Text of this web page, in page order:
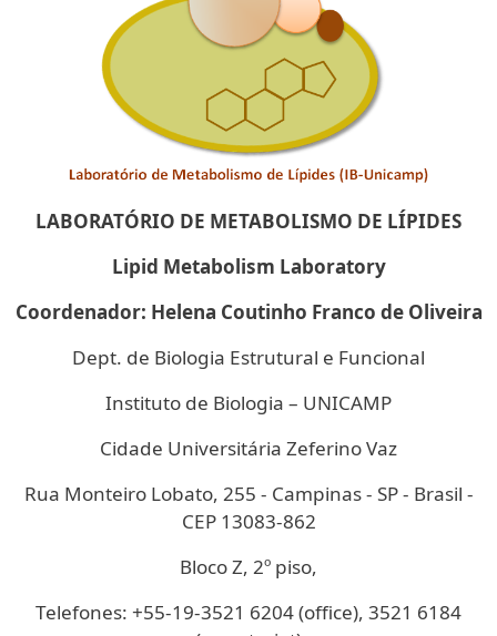
LABORATÓRIO DE METABOLISMO DE LÍPIDES
Lipid Metabolism Laboratory
Coordenador: Helena Coutinho Franco de Oliveira
Dept. de Biologia Estrutural e Funcional
Instituto de Biologia – UNICAMP
Cidade Universitária Zeferino Vaz
Rua Monteiro Lobato, 255 - Campinas - SP - Brasil -
CEP 13083-862
Bloco Z, 2º piso,
Telefones: +55-19-3521 6204 (office), 3521 6184